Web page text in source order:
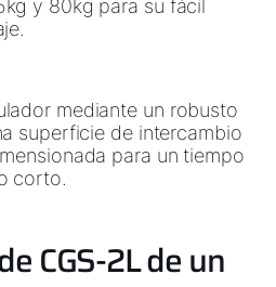
y 80kg para su fácil
.
mediante un robusto
superficie de intercambio
para un tiempo
corto.
CGS-2L de un